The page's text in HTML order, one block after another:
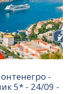
-
5* - 24/09 -